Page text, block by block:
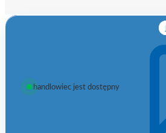
handlowiec jest dostępny